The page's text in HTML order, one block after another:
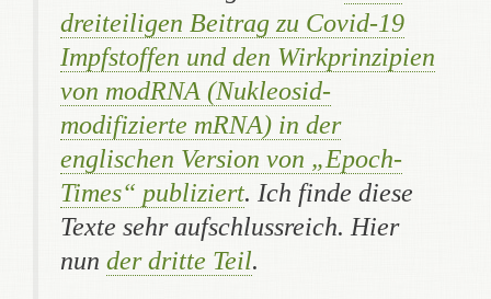
dreiteiligen Beitrag zu Covid-19
Impfstoffen und den Wirkprinzipien
von modRNA (Nukleosid-
modifizierte mRNA) in der
englischen Version von „Epoch-
Times“ publiziert. Ich finde diese
Texte sehr aufschlussreich. Hier
nun der dritte Teil.